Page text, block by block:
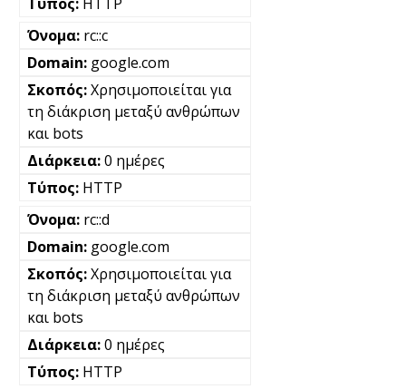
rc::c
google.com
Χρησιμοποιείται για
τη διάκριση μεταξύ ανθρώπων
και bots
0 ημέρες
HTTP
rc::d
google.com
Χρησιμοποιείται για
τη διάκριση μεταξύ ανθρώπων
και bots
0 ημέρες
HTTP